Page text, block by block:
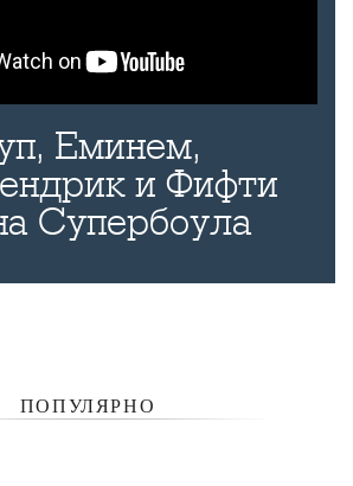
Еминем,
и Фифти
Супербоула
ПОПУЛЯРНО